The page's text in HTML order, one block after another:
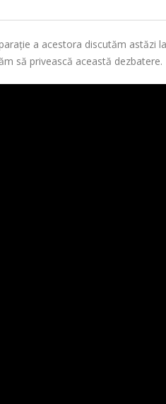
a acestora discutăm astăzi
să privească această dezbatere.